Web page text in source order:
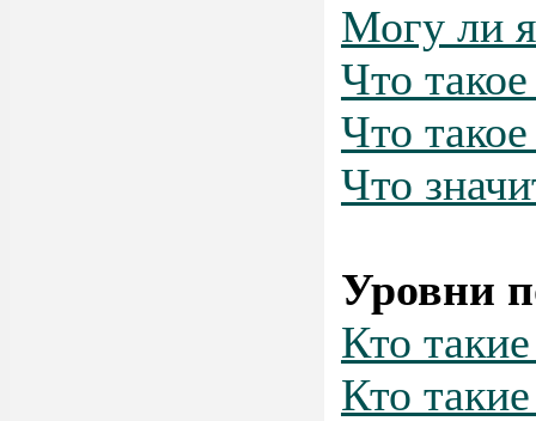
Могу ли я
Что
Что
Что
Уровни
Кто
Кто